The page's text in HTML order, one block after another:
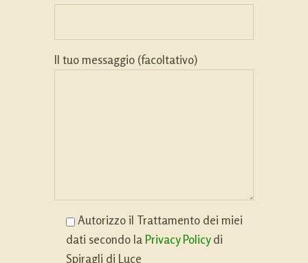
Il tuo messaggio (facoltativo)
Autorizzo il Trattamento dei miei
dati secondo laPrivacy Policydi
Spiragli di Luce